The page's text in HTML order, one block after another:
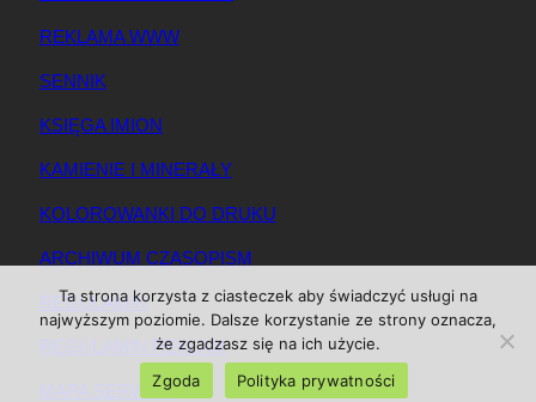
REKLAMA WWW
SENNIK
KSIĘGA IMION
KAMIENIE I MINERAŁY
KOLOROWANKI DO DRUKU
ARCHIWUM CZASOPISM
REGULAMIN
REGULAMIN REKLAM
MAPA SERWISU
Ta strona korzysta z ciasteczek aby świadczyć usługi na
najwyższym poziomie. Dalsze korzystanie ze strony oznacza,
że zgadzasz się na ich użycie.
Zgoda
Polityka prywatności